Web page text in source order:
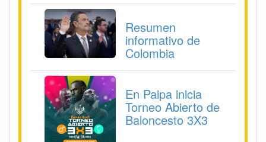
Resumen
informativo de
Colombia
En Paipa inicia
Torneo Abierto de
Baloncesto 3X3